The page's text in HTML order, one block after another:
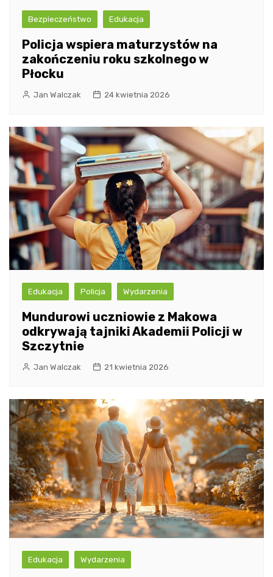
Bezpieczeństwo Edukacja
Policja wspiera maturzystów na
zakończeniu roku szkolnego w
Płocku
Jan Walczak 24 kwietnia 2026
Edukacja Policja Wydarzenia
Mundurowi uczniowie z Makowa
odkrywają tajniki Akademii Policji w
Szczytnie
Jan Walczak 21 kwietnia 2026
Edukacja Wydarzenia